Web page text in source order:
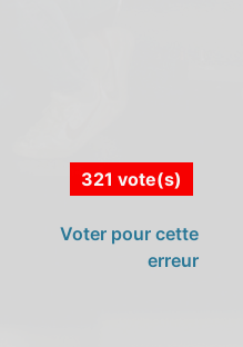
321 vote(s)
Voter pour cette
erreur